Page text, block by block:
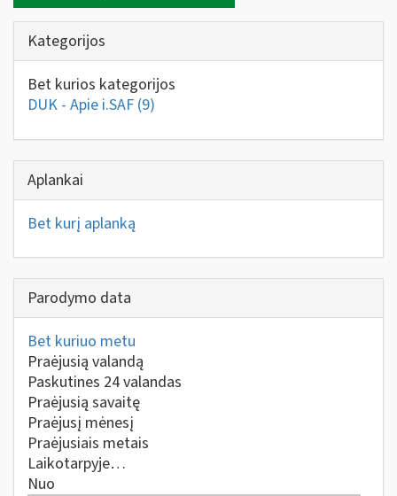
Kategorijos
Bet kurios kategorijos
DUK - Apie i.SAF (9)
Aplankai
Bet kurį aplanką
Parodymo data
Bet kuriuo metu
Praėjusią valandą
Paskutines 24 valandas
Praėjusią savaitę
Praėjusį mėnesį
Praėjusiais metais
Laikotarpyje…
Nuo